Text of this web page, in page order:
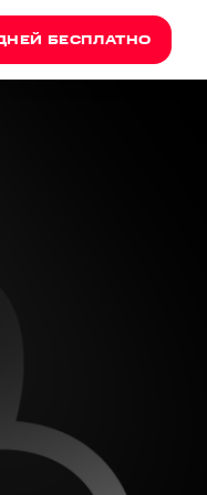
БЕСПЛАТНО